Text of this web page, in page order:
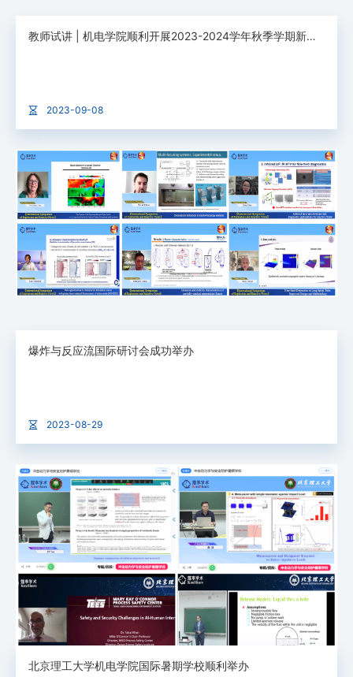
教师试讲 | 机电学院顺利开展2023-2024学年秋季学期新开课教师试讲活动
2023-09-08
爆炸与反应流国际研讨会成功举办
2023-08-29
北京理工大学机电学院国际暑期学校顺利举办